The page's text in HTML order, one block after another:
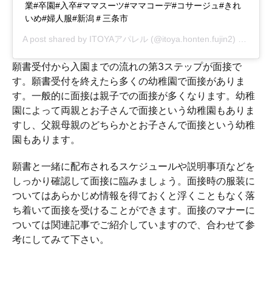
業#卒園#入卒#ママスーツ#ママコーデ#コサージュ#きれ
いめ#婦人服#新潟＃三条市
A post shared by ITOYAアパレル (@itoya.honten.fujin2) on
願書受付から入園までの流れの第3ステップが面接で
す。願書受付を終えたら多くの幼稚園で面接がありま
す。一般的に面接は親子での面接が多くなります。幼稚
園によって両親とお子さんで面接という幼稚園もありま
すし、父親母親のどちらかとお子さんで面接という幼稚
園もあります。
願書と一緒に配布されるスケジュールや説明事項などを
しっかり確認して面接に臨みましょう。面接時の服装に
ついてはあらかじめ情報を得ておくと浮くこともなく落
ち着いて面接を受けることができます。面接のマナーに
ついては関連記事でご紹介していますので、合わせて参
考にしてみて下さい。